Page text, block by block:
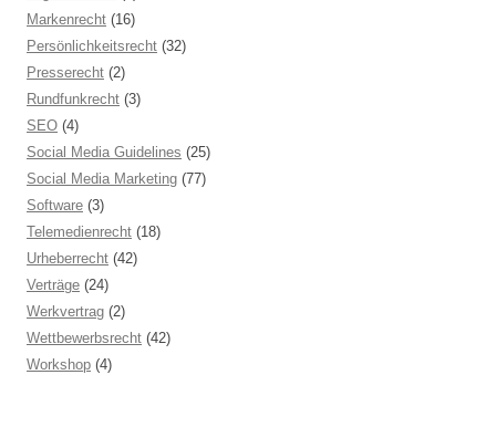
Markenrecht (16)
Persönlichkeitsrecht (32)
Presserecht (2)
Rundfunkrecht (3)
SEO (4)
Social Media Guidelines (25)
Social Media Marketing (77)
Software (3)
Telemedienrecht (18)
Urheberrecht (42)
Verträge (24)
Werkvertrag (2)
Wettbewerbsrecht (42)
Workshop (4)